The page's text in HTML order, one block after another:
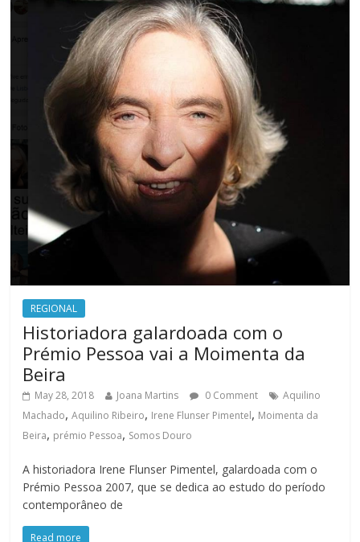
REGIONAL
Historiadora galardoada com o
Prémio Pessoa vai a Moimenta da
Beira
May 28, 2018 Joana Martins 0 Comment
Aquilino
Machado,Aquilino Ribeiro, Irene Flunser Pimentel, Moimenta da
Beira, prémio Pessoa, Somos Douro
A historiadora Irene Flunser Pimentel, galardoada com o
Prémio Pessoa 2007, que se dedica ao estudo do período
contemporâneo de
Read more